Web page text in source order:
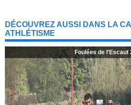
DÉCOUVREZ AUSSI DANS LA
ATHLÉTISME
Foulées de l'Escaut